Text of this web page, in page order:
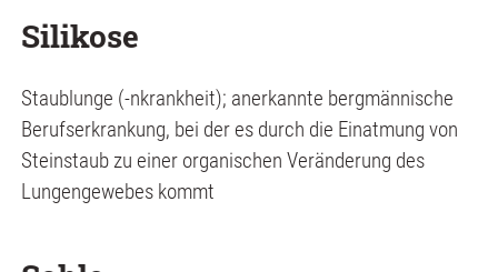
Silikose
Staublunge (-nkrankheit); anerkannte bergmännische
Berufserkrankung, bei der es durch die Einatmung von
Steinstaub zu einer organischen Veränderung des
Lungengewebes kommt